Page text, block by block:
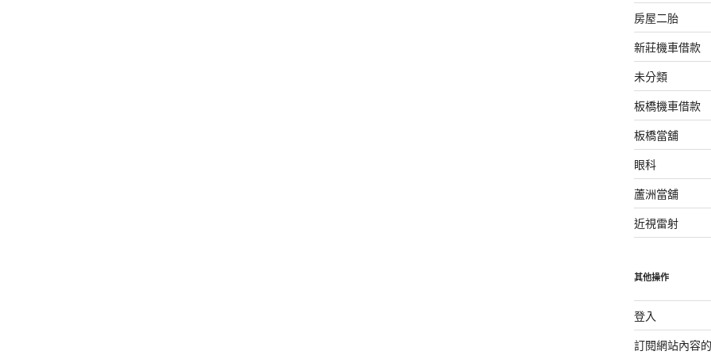
房屋二胎
新莊機車借款
未分類
板橋機車借款
板橋當舖
眼科
蘆洲當舖
近視雷射
其他操作
登入
訂閱網站內容